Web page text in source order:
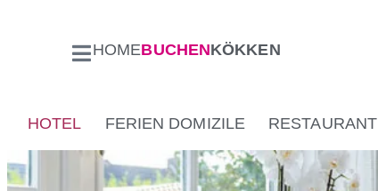
HOMEBUCHENKÖKKEN
HOTEL FERIEN DOMIZILE RESTAURANT